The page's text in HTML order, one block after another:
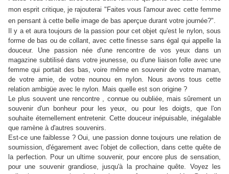
mon esprit critique, je rajouterai "Faites vous l'amour avec cette femme
en pensant à cette belle image de bas aperçue durant votre journée?".
Il y a et aura toujours de la passion pour cet objet qu'est le nylon, sous
forme de bas ou de collant, avec cette finesse sans égal qui appelle la
douceur. Une passion née d'une rencontre de vos yeux dans un
magazine subtilisé dans votre jeunesse, ou d'une liaison folle avec une
femme qui portait des bas, voire même en souvenir de votre maman,
de votre amie, de votre nounou en nylon. Nous avons tous cette
relation ambigüe avec le nylon. Mais quelle est son origine ?
Le plus souvent une rencontre , connue ou oubliée, mais sûrement un
souvenir d'un bonheur pour les yeux, ou pour les doigts, que l'on
souhaite éternellement entretenir. Cette douceur inépuisable, inégalable
que ramène à d'autres souvenirs.
Est-ce une faiblesse ? Oui, une passion donne toujours une relation de
soumission, d'égarement avec l'objet de collection, dans cette quête de
la perfection. Pour un ultime souvenir, pour encore plus de sensation,
pour une souvenir grandiose, jusqu'à la prochaine quête. Voyez les